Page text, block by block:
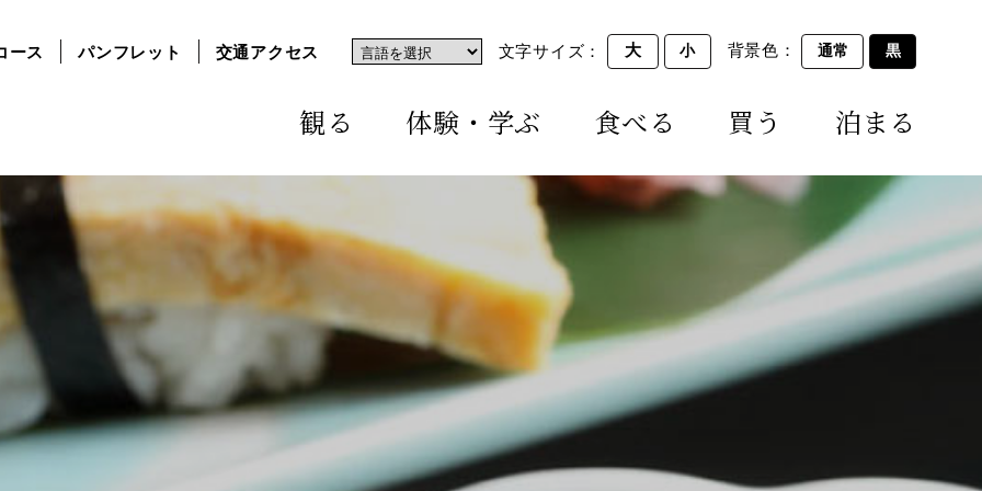
ース パンフレット 交通アクセス 文字サイズ： 大 小 背景色： 通常 黒
観る 体験・学ぶ 食べる 買う 泊まる